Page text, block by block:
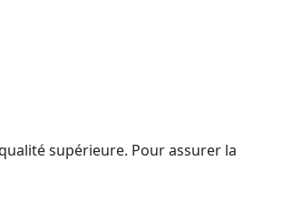
supérieure. Pour assurer la